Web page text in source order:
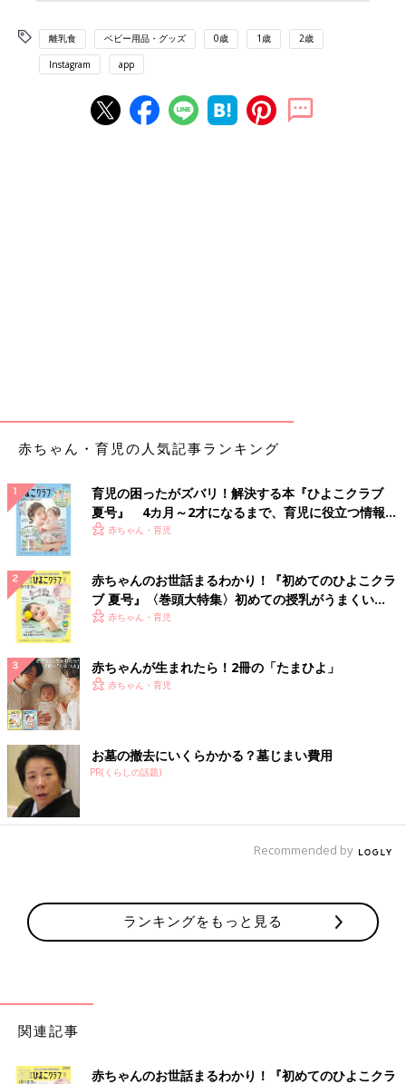
離乳食 ベビー用品・グッズ 0歳 1歳 2歳
Instagram app
赤ちゃん・育児の人気記事ランキング
育児の困ったがズバリ！解決する本『ひよこクラブ
夏号』 4カ月～2才になるまで、育児に役立つ情報が
いっぱい！
赤ちゃん・育児
赤ちゃんのお世話まるわかり！『初めてのひよこクラ
ブ 夏号』〈巻頭大特集〉初めての授乳がうまくい
く！ おっぱい・ミルクの基本と夏のトラブル 解決テ
赤ちゃん・育児
赤ちゃんが生まれたら！2冊の「たまひよ」
赤ちゃん・育児
お墓の撤去にいくらかかる？墓じまい費用
PR(くらしの話題)
Recommended by
ランキングをもっと見る
関連記事
赤ちゃんのお世話まるわかり！『初めてのひよこクラ